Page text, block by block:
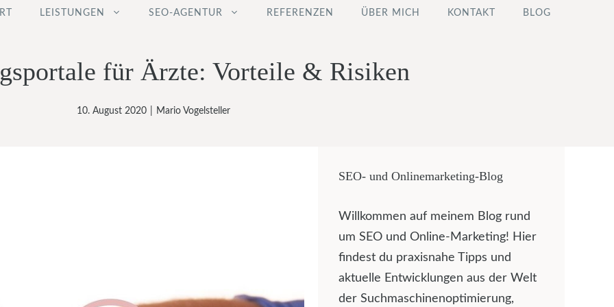
LEISTUNGEN SEO-AGENTUR REFERENZEN ÜBER MICH KONTAKT BLOG
für Ärzte: Vorteile & Risiken
10. August 2020 Mario Vogelsteller
SEO- und Onlinemarketing-Blog
Willkommen auf meinem Blog rund
um SEO und Online-Marketing! Hier
findest du praxisnahe Tipps und
aktuelle Entwicklungen aus der Welt
der Suchmaschinenoptimierung,